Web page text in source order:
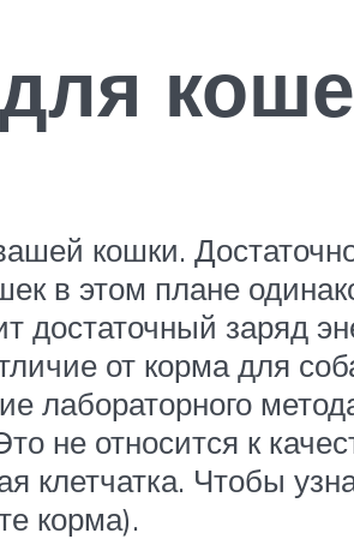
кошки.
в этом плане
заряд
от корма для
лабораторного
не относится к
клетчатка. Чтобы
корма).